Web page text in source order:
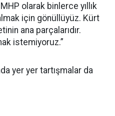
olarak binlerce yıllık
için gönüllüyüz. Kürt
ana parçalarıdır.
istemiyoruz.”
yer yer tartışmalar da